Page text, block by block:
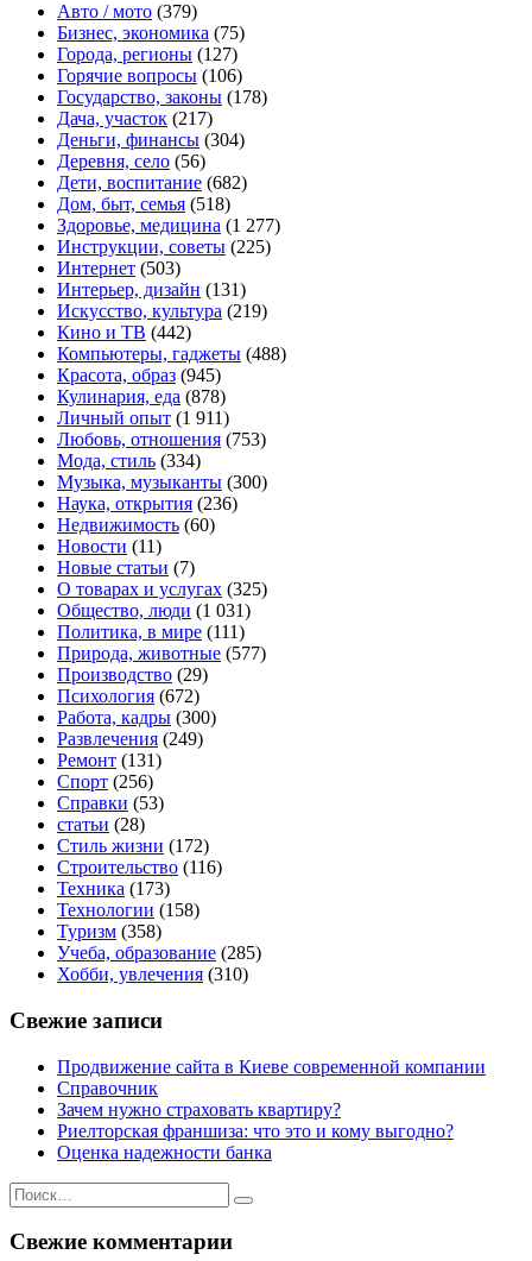
Авто / мото (379)
Бизнес, экономика (75)
Города, регионы (127)
Горячие вопросы (106)
Государство, законы (178)
Дача, участок (217)
Деньги, финансы (304)
Деревня, село (56)
Дети, воспитание (682)
Дом, быт, семья (518)
Здоровье, медицина (1 277)
Инструкции, советы (225)
Интернет (503)
Интерьер, дизайн (131)
Искусство, культура (219)
Кино и ТВ (442)
Компьютеры, гаджеты (488)
Красота, образ (945)
Кулинария, еда (878)
Личный опыт (1 911)
Любовь, отношения (753)
Мода, стиль (334)
Музыка, музыканты (300)
Наука, открытия (236)
Недвижимость (60)
Новости (11)
Новые статьи (7)
О товарах и услугах (325)
Общество, люди (1 031)
Политика, в мире (111)
Природа, животные (577)
Производство (29)
Психология (672)
Работа, кадры (300)
Развлечения (249)
Ремонт (131)
Спорт (256)
Справки (53)
статьи (28)
Стиль жизни (172)
Строительство (116)
Техника (173)
Технологии (158)
Туризм (358)
Учеба, образование (285)
Хобби, увлечения (310)
Свежие записи
Продвижение сайта в Киеве современной компании
Справочник
Зачем нужно страховать квартиру?
Риелторская франшиза: что это и кому выгодно?
Оценка надежности банка
Искать:
Поиск
Свежие комментарии